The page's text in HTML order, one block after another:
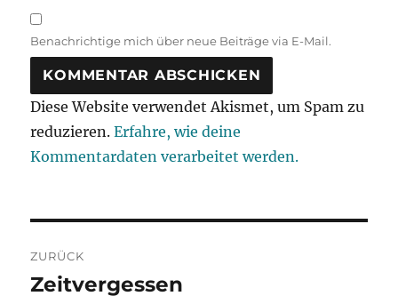
Benachrichtige mich über neue Beiträge via E-Mail.
Diese Website verwendet Akismet, um Spam zu
reduzieren.Erfahre, wie deine
Kommentardaten verarbeitet werden.
ZURÜCK
Vorheriger
Zeitvergessen